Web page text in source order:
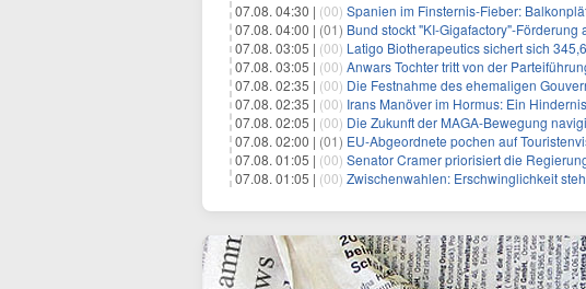
07.08. 04:30 | (00) Spanien im Finsternis-Fieber:
07.08. 04:00 | (01) Bund stockt "KI-Gigafactory"-
07.08. 03:05 | (00) Latigo Biotherapeutics sichert sich 345,6 Millionen Dollar
07.08. 03:05 | (00) Anwars Tochter tritt von der
07.08. 02:35 | (00) Die Festnahme des ehemaligen Gouverneurs von Mexiko hebt
07.08. 02:35 | (00) Irans Manöver im Hormus: Ein
07.08. 02:05 | (00) Die Zukunft der MAGA-Bewegung
07.08. 02:00 | (01) EU-Abgeordnete pochen auf
07.08. 01:05 | (00) Senator Cramer priorisiert die
07.08. 01:05 | (00) Zwischenwahlen: Erschwinglichkeit steht im Mittelpunkt,